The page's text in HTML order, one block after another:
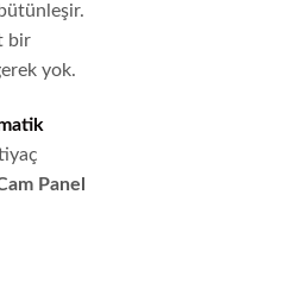
bir
yok.
Panel